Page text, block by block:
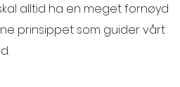
alltid ha en meget fornøyd
prinsippet som guider vårt